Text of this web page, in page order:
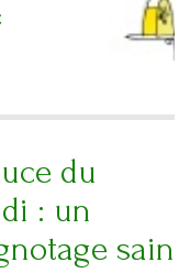
du
: un
sain